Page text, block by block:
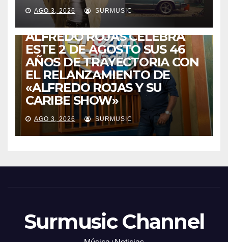
AGO 3, 2026 SURMUSIC
VENEZUELA
DE VUELTA A CASA:
ALFREDO ROJAS CELEBRA
ESTE 2 DE AGOSTO SUS 46
AÑOS DE TRAYECTORIA CON
EL RELANZAMIENTO DE
«ALFREDO ROJAS Y SU
CARIBE SHOW»
AGO 3, 2026 SURMUSIC
Surmusic Channel